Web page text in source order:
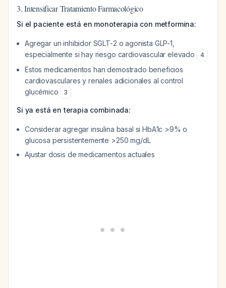
3. Intensificar Tratamiento Farmacológico
Si el paciente está en monoterapia con metformina:
Agregar un inhibidor SGLT-2 o agonista GLP-1,
especialmente si hay riesgo cardiovascular elevado
4
Estos medicamentos han demostrado beneficios
cardiovasculares y renales adicionales al control
glucémico
3
Si ya está en terapia combinada:
Considerar agregar insulina basal si HbA1c >9% o
glucosa persistentemente >250 mg/dL
Ajustar dosis de medicamentos actuales